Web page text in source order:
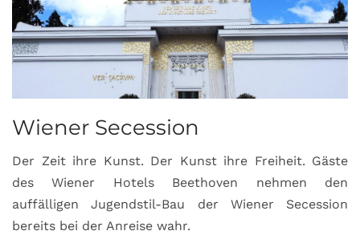
Wiener Secession
Der Zeit ihre Kunst. Der Kunst ihre Freiheit. Gäste
des Wiener Hotels Beethoven nehmen den
auffälligen Jugendstil-Bau der Wiener Secession
bereits bei der Anreise wahr.